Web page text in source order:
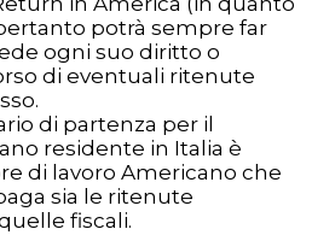
potrà sempre far
ogni suo diritto o
di eventuali ritenute
di partenza per il
residente in Italia è
di lavoro Americano che
sia le ritenute
fiscali.